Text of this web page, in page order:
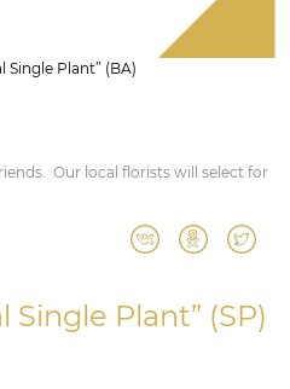
Single Plant” (BA)
Our local florists will select for
Single Plant” (SP)